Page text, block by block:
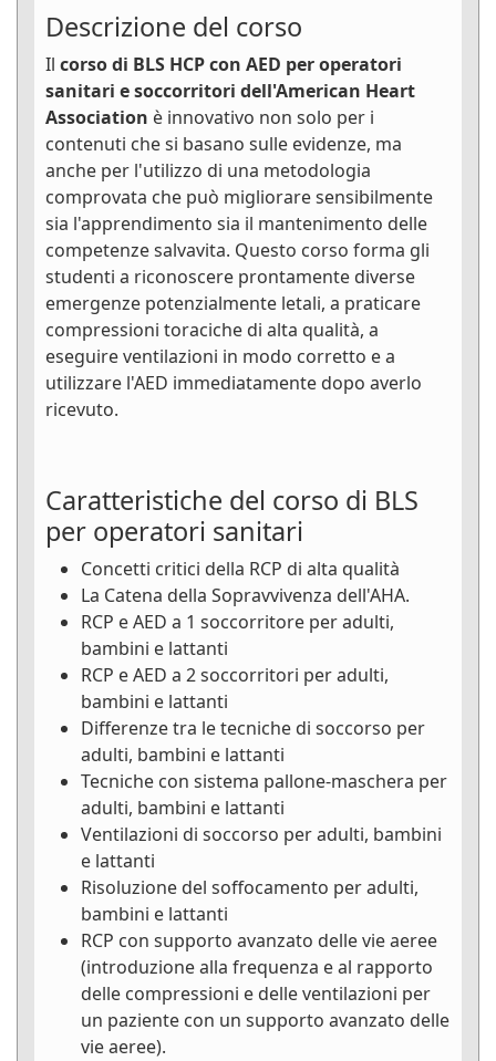
Descrizione del corso
Il corso di BLS HCP con AED per operatori
sanitari e soccorritori dell'American Heart
Association è innovativo non solo per i
contenuti che si basano sulle evidenze, ma
anche per l'utilizzo di una metodologia
comprovata che può migliorare sensibilmente
sia l'apprendimento sia il mantenimento delle
competenze salvavita. Questo corso forma gli
studenti a riconoscere prontamente diverse
emergenze potenzialmente letali, a praticare
compressioni toraciche di alta qualità, a
eseguire ventilazioni in modo corretto e a
utilizzare l'AED immediatamente dopo averlo
ricevuto.
Caratteristiche del corso di BLS
per operatori sanitari
Concetti critici della RCP di alta qualità
La Catena della Sopravvivenza dell'AHA.
RCP e AED a 1 soccorritore per adulti,
bambini e lattanti
RCP e AED a 2 soccorritori per adulti,
bambini e lattanti
Differenze tra le tecniche di soccorso per
adulti, bambini e lattanti
Tecniche con sistema pallone-maschera per
adulti, bambini e lattanti
Ventilazioni di soccorso per adulti, bambini
e lattanti
Risoluzione del soffocamento per adulti,
bambini e lattanti
RCP con supporto avanzato delle vie aeree
(introduzione alla frequenza e al rapporto
delle compressioni e delle ventilazioni per
un paziente con un supporto avanzato delle
vie aeree).